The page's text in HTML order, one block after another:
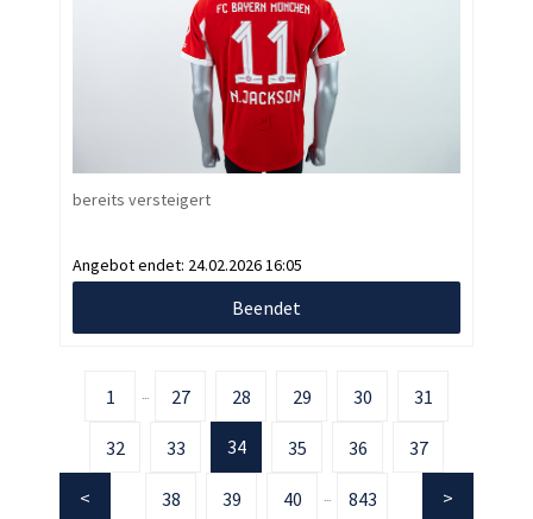
bereits versteigert
Angebot endet: 24.02.2026 16:05
Beendet
1 27 28 29 30 31
32 33 34 35 36 37
38 39 40 843